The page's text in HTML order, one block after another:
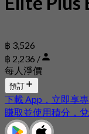
฿ 3,526
฿ 2,236 /
每人淨價
預訂
下載 App，立即享
賺取並使用積分，